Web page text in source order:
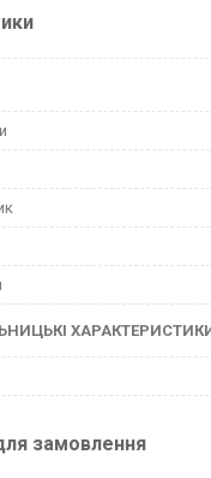
замовлення